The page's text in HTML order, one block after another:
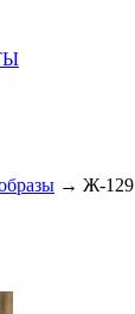
→ Ж-129